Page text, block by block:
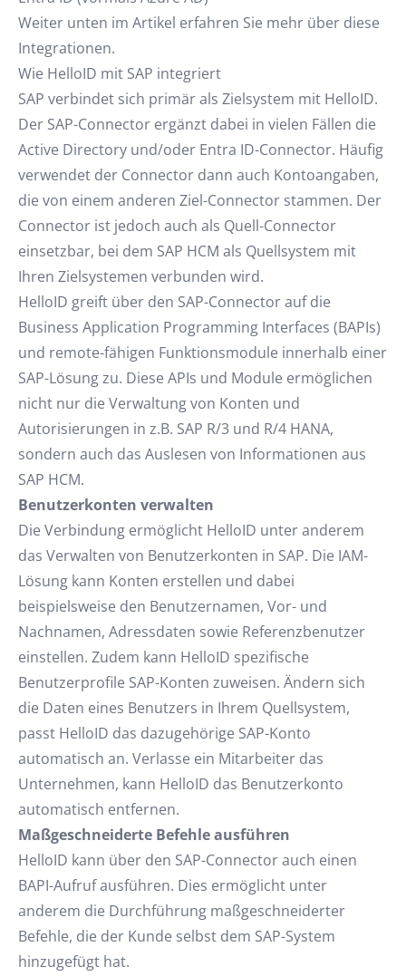
Weiter unten im Artikel erfahren Sie mehr über diese
Integrationen.
Wie HelloID mit SAP integriert
SAP verbindet sich primär als Zielsystem mit HelloID.
Der SAP-Connector ergänzt dabei in vielen Fällen die
Active Directory und/oder Entra ID-Connector. Häufig
verwendet der Connector dann auch Kontoangaben,
die von einem anderen Ziel-Connector stammen. Der
Connector ist jedoch auch als Quell-Connector
einsetzbar, bei dem SAP HCM als Quellsystem mit
Ihren Zielsystemen verbunden wird.
HelloID greift über den SAP-Connector auf die
Business Application Programming Interfaces (BAPIs)
und remote-fähigen Funktionsmodule innerhalb einer
SAP-Lösung zu. Diese APIs und Module ermöglichen
nicht nur die Verwaltung von Konten und
Autorisierungen in z.B. SAP R/3 und R/4 HANA,
sondern auch das Auslesen von Informationen aus
SAP HCM.
Benutzerkonten verwalten
Die Verbindung ermöglicht HelloID unter anderem
das Verwalten von Benutzerkonten in SAP. Die IAM-
Lösung kann Konten erstellen und dabei
beispielsweise den Benutzernamen, Vor- und
Nachnamen, Adressdaten sowie Referenzbenutzer
einstellen. Zudem kann HelloID spezifische
Benutzerprofile SAP-Konten zuweisen. Ändern sich
die Daten eines Benutzers in Ihrem Quellsystem,
passt HelloID das dazugehörige SAP-Konto
automatisch an. Verlasse ein Mitarbeiter das
Unternehmen, kann HelloID das Benutzerkonto
automatisch entfernen.
Maßgeschneiderte Befehle ausführen
HelloID kann über den SAP-Connector auch einen
BAPI-Aufruf ausführen. Dies ermöglicht unter
anderem die Durchführung maßgeschneiderter
Befehle, die der Kunde selbst dem SAP-System
hinzugefügt hat.